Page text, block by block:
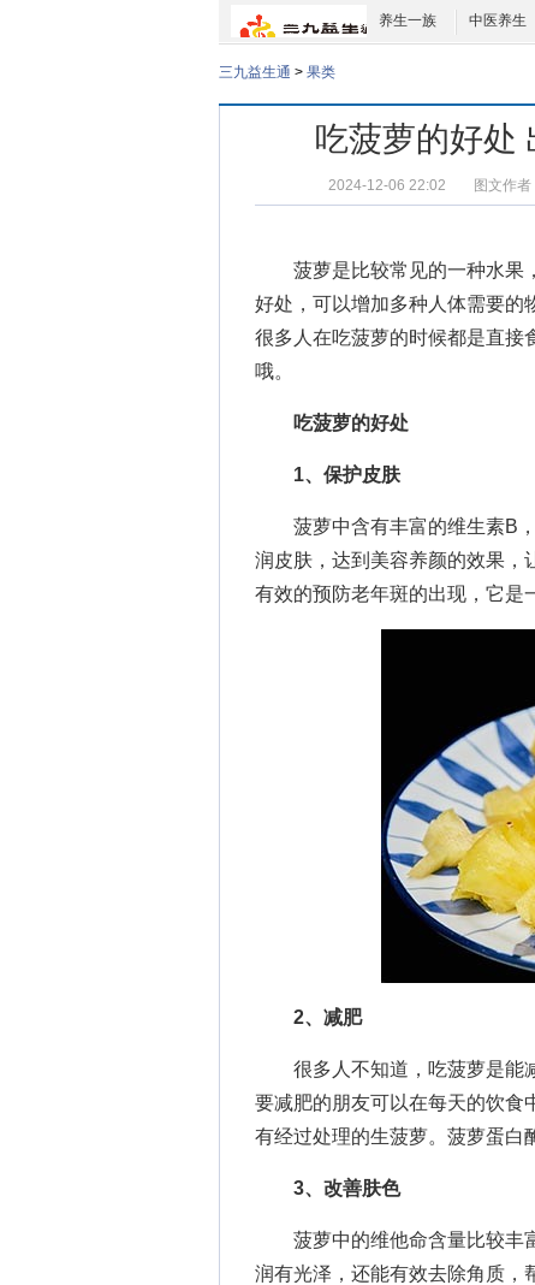
养生一族 中医养生
三九益生通 > 果类
吃菠萝的好处
2024-12-06 22:02 图文作者
菠萝是比较常见的一种水果，
好处，可以增加多种人体需要的
很多人在吃菠萝的时候都是直接
哦。
吃菠萝的好处
1、保护皮肤
菠萝中含有丰富的维生素B，
润皮肤，达到美容养颜的效果，
有效的预防老年斑的出现，它是
2、减肥
很多人不知道，吃菠萝是能减
要减肥的朋友可以在每天的饮食
有经过处理的生菠萝。菠萝蛋白
3、改善肤色
菠萝中的维他命含量比较丰富
润有光泽，还能有效去除角质，